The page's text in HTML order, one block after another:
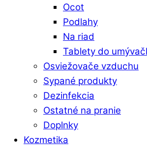
Ocot
Podlahy
Na riad
Tablety do
Osviežovače vzduchu
Sypané produkty
Dezinfekcia
Ostatné na pranie
Doplnky
Kozmetika